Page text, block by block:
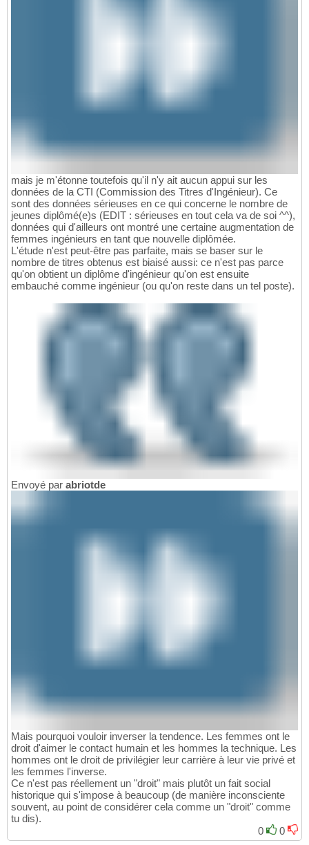
mais je m'étonne toutefois qu'il n'y ait aucun appui sur les
données de la CTI (Commission des Titres d'Ingénieur). Ce
sont des données sérieuses en ce qui concerne le nombre de
jeunes diplômé(e)s (EDIT : sérieuses en tout cela va de soi ^^),
données qui d'ailleurs ont montré une certaine augmentation de
femmes ingénieurs en tant que nouvelle diplômée.
L'étude n'est peut-être pas parfaite, mais se baser sur le
nombre de titres obtenus est biaisé aussi: ce n'est pas parce
qu'on obtient un diplôme d'ingénieur qu'on est ensuite
embauché comme ingénieur (ou qu'on reste dans un tel poste).
Envoyé par abriotde
Mais pourquoi vouloir inverser la tendence. Les femmes ont le
droit d'aimer le contact humain et les hommes la technique. Les
hommes ont le droit de privilégier leur carrière à leur vie privé et
les femmes l'inverse.
Ce n'est pas réellement un "droit" mais plutôt un fait social
historique qui s'impose à beaucoup (de manière inconsciente
souvent, au point de considérer cela comme un "droit" comme
tu dis).
0
0